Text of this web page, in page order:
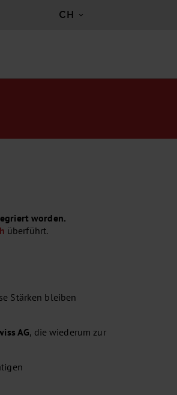
CH
worden.
überführt.
Stärken bleiben
AG, die wiederum zur